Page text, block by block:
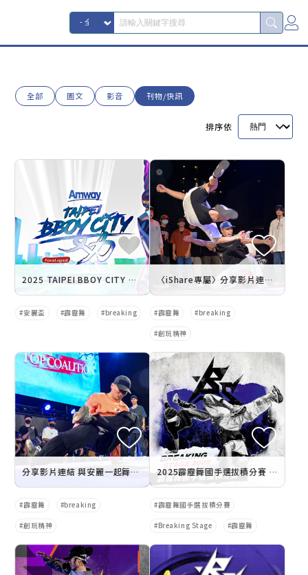
全部 圖文 影音 刊物/快訊
排序依
2025 TAIPEI BBOY CITY 安麗盃世界霹靂舞大賽 11/2台北文創熱血登場！
安麗盃 霹靂舞 breaking
〈iShare專屬〉分享影片連結 與安麗一起挺Breaking
霹靂舞 breaking
創玩精神
分享影片連結 與安麗一起舞出創玩精神
霹靂舞 breaking
創玩精神
2025霹靂舞國手選拔積分賽 首站嗨翻高雄
霹靂舞國手選拔積分賽
Breaking Stage 霹靂舞